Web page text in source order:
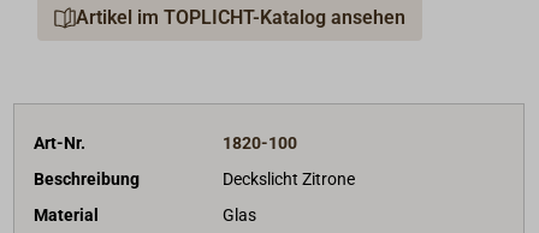
Artikel im TOPLICHT-Katalog ansehen
Art-Nr.
1820-100
Beschreibung
Deckslicht Zitrone
Material
Glas